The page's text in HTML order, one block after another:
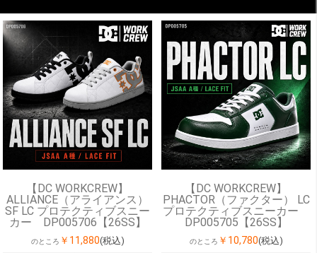
【DC WORKCREW】
ALLIANCE（アライアンス）
SF LC プロテクティブスニー
カー DP005706【26SS】
のところ ￥11,880(税込)
【DC WORKCREW】
PHACTOR（ファクター） LC
プロテクティブスニーカー
DP005705【26SS】
のところ ￥10,780(税込)